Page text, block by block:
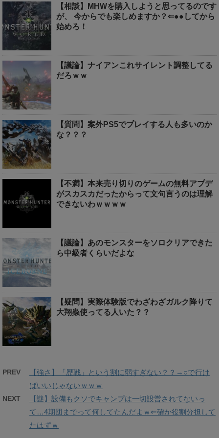
【相談】MHWを購入しようと思ってるのです
が、 今からでも楽しめますか？⇐●●してから
始めろ！
【議論】ナイアンこれサイレント調整してる
だろｗｗ
【質問】案外PS5でプレイする人も多いのか
な？？？
【不満】本来売り切りのゲームの無料アプデ
がスカスカだったからって文句言うのは理解
できないわｗｗｗｗ
【議論】あのモンスターをソロクリアできた
ら中級者くらいだよな
【疑問】実際体験版でわざわざガルク降りて
大翔蟲使ってる人いた？？
PREV
【強さ】「歴戦」という割に弱すぎない？？→○で行け
ばいいじゃないｗｗｗ
NEXT
【謎】設備もクソでキャンプは一切設営されてないっ
て…4期団までって何してたんだよｗ⇐確か役割分担して
たはずｗ